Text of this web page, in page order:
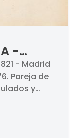
-
- Madrid
Pareja de
y
"Historia